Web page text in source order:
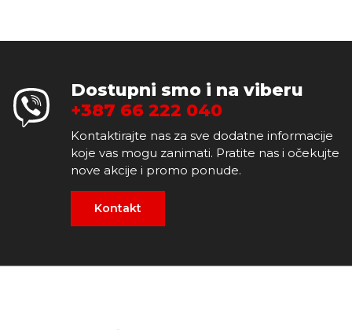
Dostupni smo i na viberu
+387 66 222 040
Kontaktirajte nas za sve dodatne informacije
koje vas mogu zanimati. Pratite nas i očekujte
nove akcije i promo ponude.
Kontakt